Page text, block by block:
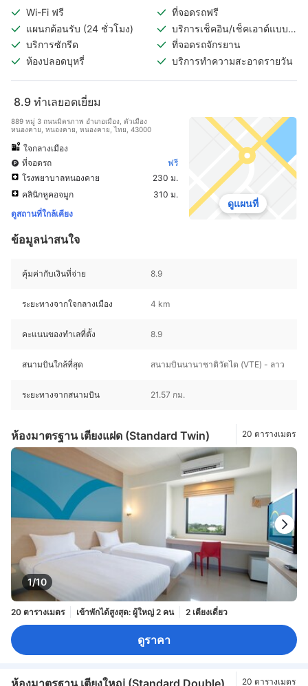
Wi-Fi ฟรี
ที่จอดรถฟรี
แผนกต้อนรับ (24 ชั่วโมง)
บริการเช็คอิน/เช็คเอาต์แบบ
ไร้การสัมผัส
บริการซักรีด
ที่จอดรถจักรยาน
ห้องปลอดบุหรี่
บริการทำความสะอาดรายวัน
8.9 ทำเลยอดเยี่ยม
889 หมู่ 3 ถนนมิตรภาพ อำเภอเมือง, ตัวเมือง
หนองคาย, หนองคาย, หนองคาย, ไทย, 43000
ใจกลางเมือง
ที่จอดรถ
ฟรี
โรงพยาบาลหนองคาย
230 ม.
คลินิกหูคอจมูก
310 ม.
ดูสถานที่ใกล้เคียง
ดูแผนที่
ข้อมูลน่าสนใจ
คุ้มค่ากับเงินที่จ่าย 8.9
ระยะทางจากใจกลางเมือง 4 km
คะแนนของทำเลที่ตั้ง 8.9
สนามบินใกล้ที่สุด สนามบินนานาชาติวัตไต (VTE) - ลาว
ระยะทางจากสนามบิน 21.57 กม.
ห้องมาตรฐาน เตียงแฝด (Standard Twin) 20 ตารางเมตร
1/10
20 ตารางเมตร เข้าพักได้สูงสุด: ผู้ใหญ่ 2 คน 2 เตียงเดี่ยว
ดูราคา
ห้องมาตรฐาน เตียงใหญ่ (Standard Double) 20 ตารางเมตร